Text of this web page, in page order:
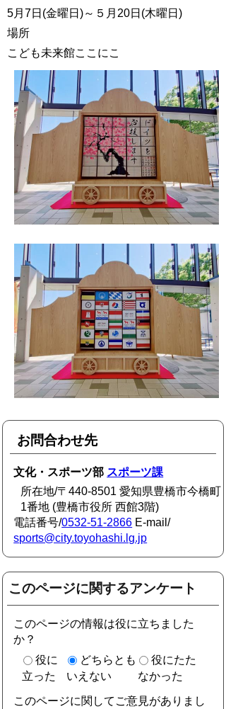
5月7日(金曜日)～５月20日(木曜日)
場所
こども未来館ここにこ
お問合わせ先
文化・スポーツ部 スポーツ課
所在地/〒440-8501 愛知県豊橋市今橋町
1番地 (豊橋市役所 西館3階)
電話番号/0532-51-2866 E-mail/
sports@city.toyohashi.lg.jp
このページに関するアンケート
このページの情報は役に立ちました
か？
役に
立った
どちらとも
いえない
役にたた
なかった
このページに関してご意見がありまし